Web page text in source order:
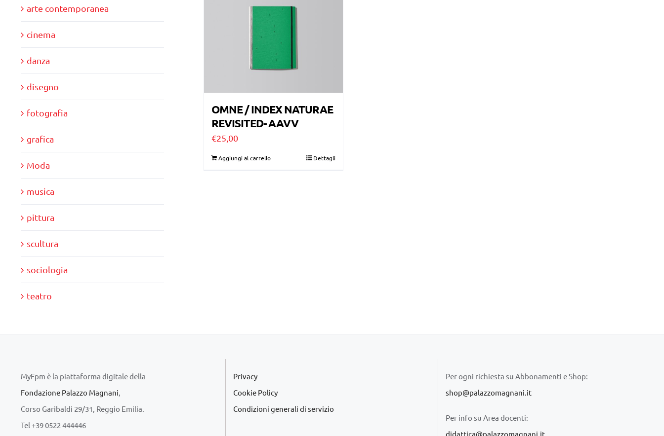
OMNE / INDEX NATURAE
REVISITED- AAVV
€25,00
Aggiungi al carrello Dettagli
arte contemporanea
cinema
danza
disegno
fotografia
grafica
Moda
musica
pittura
scultura
sociologia
teatro
MyFpm è la piattaforma digitale della
Fondazione Palazzo Magnani
Corso Garibaldi 29/31, Reggio Emilia.
Tel +39 0522 444446
Privacy
Cookie Policy
Condizioni generali di servizio
Per ogni richiesta su Abbonamenti e Shop:
shop@palazzomagnani.it
Per info su Area docenti:
didattica@palazzomagnani.it